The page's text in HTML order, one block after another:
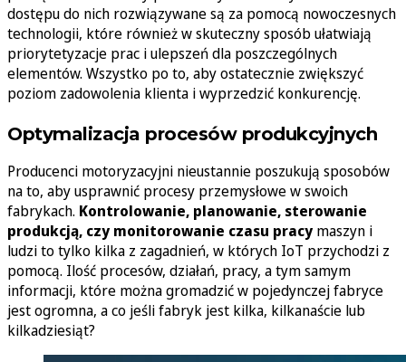
dostępu do nich rozwiązywane są za pomocą nowoczesnych
technologii, które również w skuteczny sposób ułatwiają
priorytetyzacje prac i ulepszeń dla poszczególnych
elementów. Wszystko po to, aby ostatecznie zwiększyć
poziom zadowolenia klienta i wyprzedzić konkurencję.
Optymalizacja procesów produkcyjnych
Producenci motoryzacyjni nieustannie poszukują sposobów
na to, aby usprawnić procesy przemysłowe w swoich
fabrykach. Kontrolowanie, planowanie, sterowanie
produkcją, czy monitorowanie czasu pracy maszyn i
ludzi to tylko kilka z zagadnień, w których IoT przychodzi z
pomocą. Ilość procesów, działań, pracy, a tym samym
informacji, które można gromadzić w pojedynczej fabryce
jest ogromna, a co jeśli fabryk jest kilka, kilkanaście lub
kilkadziesiąt?